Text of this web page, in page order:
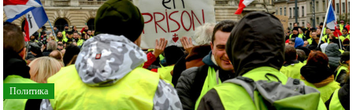
рекламные
ролики
и
презентации.
Политика